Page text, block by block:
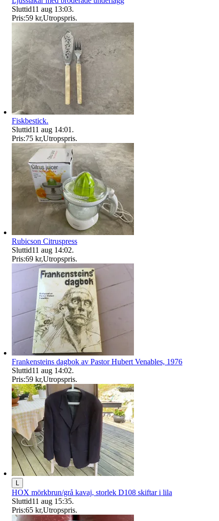
Sluttid11 aug 13:03.
Pris:59 kr,Utropspris.
Fiskbestick.
Sluttid11 aug 14:01 .
Pris:75 kr,Utropspris.
Rubicson Citruspress
Sluttid11 aug 14:02.
Pris:69 kr,Utropspris.
Frankensteins dagbok av Pastor Hubert Venables, 1976
Sluttid11 aug 14:02.
Pris:59 kr,Utropspris.
HOX mörkbrun/grå kavaj, storlek D108 skiftar i lila
Sluttid11 aug 15:35.
Pris:65 kr,Utropspris.